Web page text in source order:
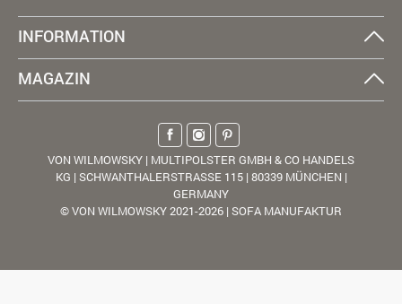
INFORMATION
MAGAZIN
VON WILMOWSKY | MULTIPOLSTER GMBH & CO HANDELS
KG | SCHWANTHALERSTRASSE 115 | 80339 MÜNCHEN |
GERMANY
© VON WILMOWSKY 2021-2026 | SOFA MANUFAKTUR